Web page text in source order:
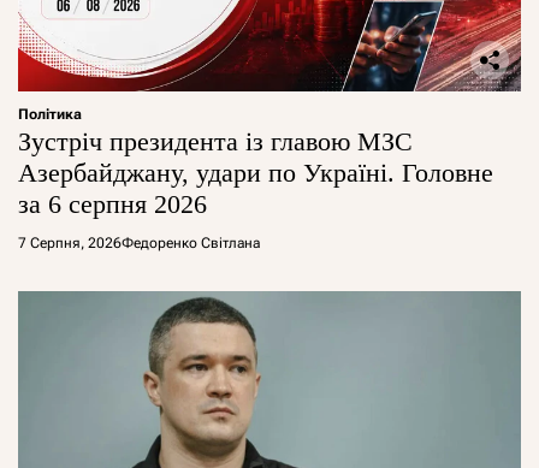
Політика
Зустріч президента із главою МЗС
Азербайджану, удари по Україні. Головне
за 6 серпня 2026
7 Серпня, 2026Федоренко Світлана